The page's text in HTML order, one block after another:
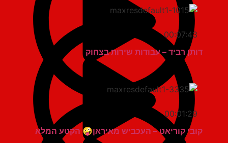
00:07:43
דותן רביד – עבודות שירות בצחוק
00:01:29
קובי קוריאט – העכביש מאיראן🤪 הקטע המלא